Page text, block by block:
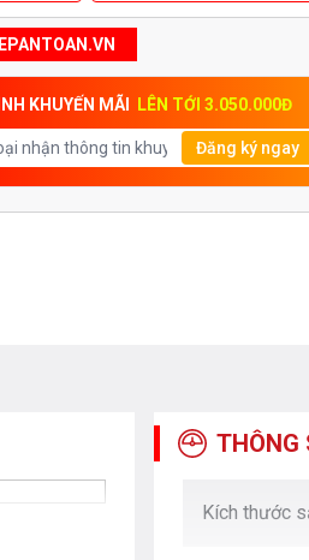
KHUYẾN MÃI LÊN TỚI 3.050.000Đ
Đăng ký ngay
THÔNG
Kích thước